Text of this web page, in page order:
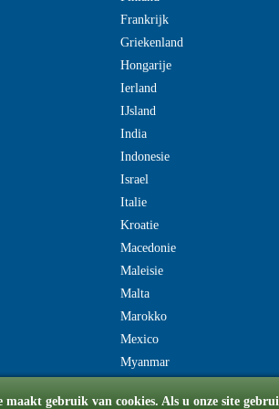
maakt gebruik van cookies. Als u onze site
Frankrijk
Griekenland
Hongarije
Ierland
IJsland
India
Indonesie
Israel
Italie
Kroatie
Macedonie
Maleisie
Malta
Marokko
Mexico
Myanmar